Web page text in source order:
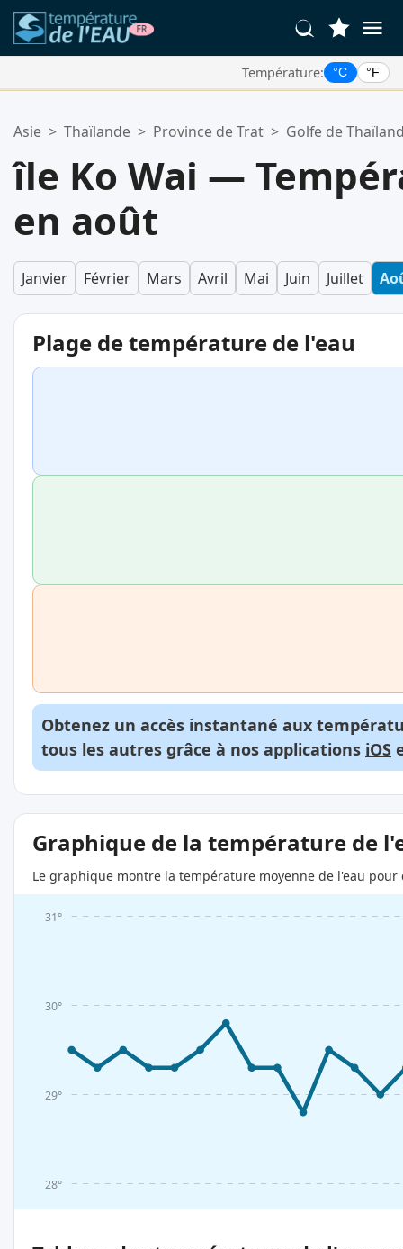
Température: °C °F
Votre liste de favoris est vide.
Asie > Thaïlande > Province de Trat > Golfe de
île Ko Wai —
en août
Janvier Février Mars Avril Mai Juin Juillet
Plage de température de l'eau
Obtenez un accès instantané aux
tous les autres grâce à nos applications iOS
Graphique de la température de
Le graphique montre la température moyenne de l'eau
28°
29°
30°
31°